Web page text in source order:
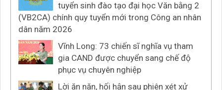
tuyển sinh đào tạo đại học Văn bằng 2
(VB2CA) chính quy tuyển mới trong Công an nhân
dân năm 2026
Vĩnh Long: 73 chiến sĩ nghĩa vụ tham
gia CAND được chuyển sang chế độ
phục vụ chuyên nghiệp
Lời ăn năn, hối hận sau phiên xét xử